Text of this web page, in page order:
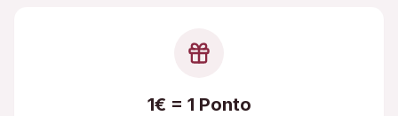
1€ = 1 Ponto